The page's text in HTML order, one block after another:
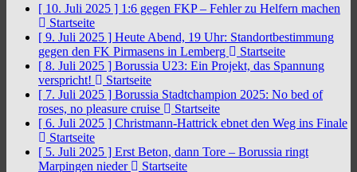
[ 10. Juli 2025 ] 1:6 gegen FKP – Fehler zu Helfern machen
Startseite
[ 9. Juli 2025 ] Heute Abend, 19 Uhr: Standortbestimmung
gegen den FK Pirmasens in Lemberg
Startseite
[ 8. Juli 2025 ] Borussia U23: Ein Projekt, das Spannung
verspricht!
Startseite
[ 7. Juli 2025 ] Borussia Stadtchampion 2025: No bed of
roses, no pleasure cruise
Startseite
[ 6. Juli 2025 ] Christmann-Hattrick ebnet den Weg ins Finale
Startseite
[ 5. Juli 2025 ] Erst Beton, dann Tore – Borussia ringt
Marpingen nieder
Startseite